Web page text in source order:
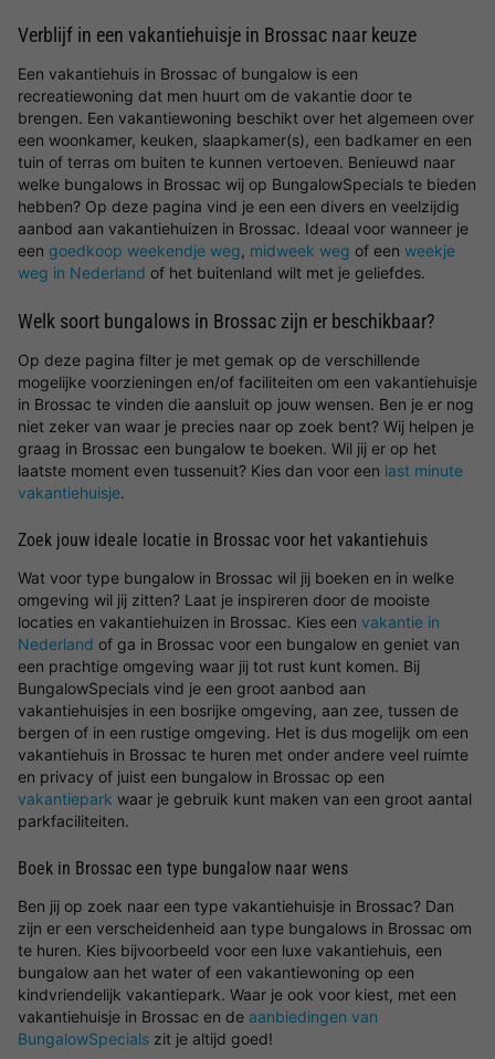
Verblijf in een vakantiehuisje in Brossac naar keuze
Een vakantiehuis in Brossac of bungalow is een
recreatiewoning dat men huurt om de vakantie door te
brengen. Een vakantiewoning beschikt over het algemeen over
een woonkamer, keuken, slaapkamer(s), een badkamer en een
tuin of terras om buiten te kunnen vertoeven. Benieuwd naar
welke bungalows in Brossac wij op BungalowSpecials te bieden
hebben? Op deze pagina vind je een een divers en veelzijdig
aanbod aan vakantiehuizen in Brossac. Ideaal voor wanneer je
een goedkoop weekendje weg, midweek weg of een weekje
weg in Nederland of het buitenland wilt met je geliefdes.
Welk soort bungalows in Brossac zijn er beschikbaar?
Op deze pagina filter je met gemak op de verschillende
mogelijke voorzieningen en/of faciliteiten om een vakantiehuisje
in Brossac te vinden die aansluit op jouw wensen. Ben je er nog
niet zeker van waar je precies naar op zoek bent? Wij helpen je
graag in Brossac een bungalow te boeken. Wil jij er op het
laatste moment even tussenuit? Kies dan voor een last minute
vakantiehuisje.
Zoek jouw ideale locatie in Brossac voor het vakantiehuis
Wat voor type bungalow in Brossac wil jij boeken en in welke
omgeving wil jij zitten? Laat je inspireren door de mooiste
locaties en vakantiehuizen in Brossac. Kies een vakantie in
Nederland of ga in Brossac voor een bungalow en geniet van
een prachtige omgeving waar jij tot rust kunt komen. Bij
BungalowSpecials vind je een groot aanbod aan
vakantiehuisjes in een bosrijke omgeving, aan zee, tussen de
bergen of in een rustige omgeving. Het is dus mogelijk om een
vakantiehuis in Brossac te huren met onder andere veel ruimte
en privacy of juist een bungalow in Brossac op een
vakantiepark waar je gebruik kunt maken van een groot aantal
parkfaciliteiten.
Boek in Brossac een type bungalow naar wens
Ben jij op zoek naar een type vakantiehuisje in Brossac? Dan
zijn er een verscheidenheid aan type bungalows in Brossac om
te huren. Kies bijvoorbeeld voor een luxe vakantiehuis, een
bungalow aan het water of een vakantiewoning op een
kindvriendelijk vakantiepark. Waar je ook voor kiest, met een
vakantiehuisje in Brossac en de aanbiedingen van
BungalowSpecials zit je altijd goed!